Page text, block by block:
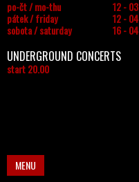
po-čt / mo-thu
12 - 03
pátek / friday
12 - 04
sobota / saturday
16 - 04
UNDERGROUND CONCERTS
start 20.00
MENU